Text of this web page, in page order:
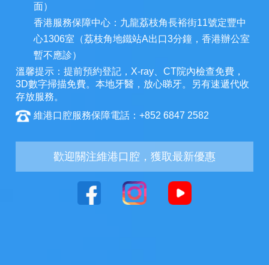
面）
香港服務保障中心：九龍荔枝角長裕街11號定豐中
心1306室（荔枝角地鐵站A出口3分鐘，香港辦公室
暫不應診）
溫馨提示：提前預約登記，X-ray、CT院內檢查免費，
3D數字掃描免費。本地牙醫，放心睇牙。另有速遞代收
存放服務。
維港口腔服務保障電話：+852 6847 2582
歡迎關注維港口腔，獲取最新優惠